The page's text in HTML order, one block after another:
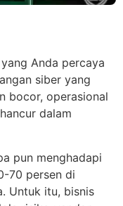
yang Anda percaya
siber yang
bocor, operasional
dalam
pun menghadapi
70 persen di
Untuk itu, bisnis